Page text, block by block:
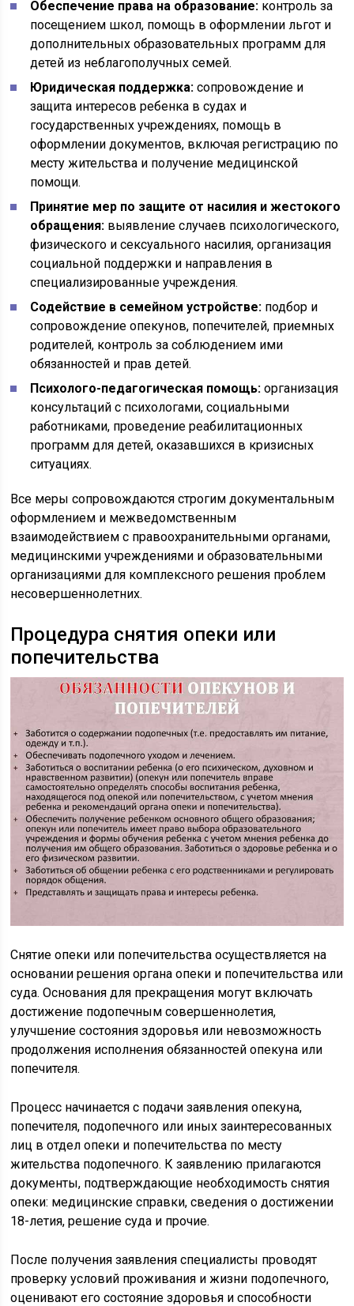
Обеспечение права на образование: контроль за
посещением школ, помощь в оформлении льгот и
дополнительных образовательных программ для
детей из неблагополучных семей.
Юридическая поддержка: сопровождение и
защита интересов ребенка в судах и
государственных учреждениях, помощь в
оформлении документов, включая регистрацию по
месту жительства и получение медицинской
помощи.
Принятие мер по защите от насилия и жестокого
обращения: выявление случаев психологического,
физического и сексуального насилия, организация
социальной поддержки и направления в
специализированные учреждения.
Содействие в семейном устройстве: подбор и
сопровождение опекунов, попечителей, приемных
родителей, контроль за соблюдением ими
обязанностей и прав детей.
Психолого-педагогическая помощь: организация
консультаций с психологами, социальными
работниками, проведение реабилитационных
программ для детей, оказавшихся в кризисных
ситуациях.
Все меры сопровождаются строгим документальным
оформлением и межведомственным
взаимодействием с правоохранительными органами,
медицинскими учреждениями и образовательными
организациями для комплексного решения проблем
несовершеннолетних.
Процедура снятия опеки или
попечительства
Снятие опеки или попечительства осуществляется на
основании решения органа опеки и попечительства или
суда. Основания для прекращения могут включать
достижение подопечным совершеннолетия,
улучшение состояния здоровья или невозможность
продолжения исполнения обязанностей опекуна или
попечителя.
Процесс начинается с подачи заявления опекуна,
попечителя, подопечного или иных заинтересованных
лиц в отдел опеки и попечительства по месту
жительства подопечного. К заявлению прилагаются
документы, подтверждающие необходимость снятия
опеки: медицинские справки, сведения о достижении
18-летия, решение суда и прочие.
После получения заявления специалисты проводят
проверку условий проживания и жизни подопечного,
оценивают его состояние здоровья и способности